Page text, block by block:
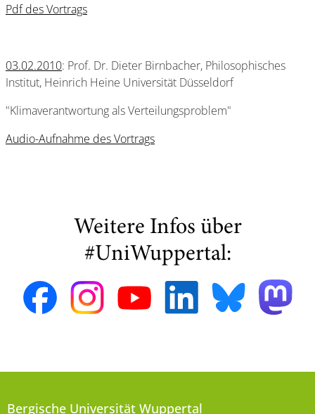
Pdf des Vortrags
03.02.2010: Prof. Dr. Dieter Birnbacher, Philosophisches
Institut, Heinrich Heine Universität Düsseldorf
"Klimaverantwortung als Verteilungsproblem"
Audio-Aufnahme des Vortrags
Weitere Infos über
#UniWuppertal:
Bergische Universität Wuppertal